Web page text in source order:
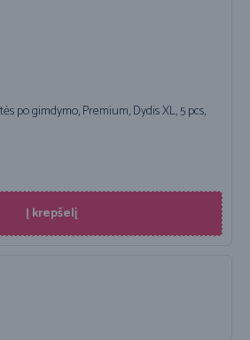
po gimdymo, Premium, Dydis XL, 5 pcs,
Į krepšelį